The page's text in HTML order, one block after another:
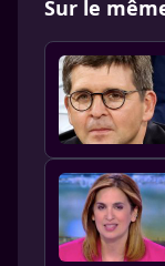
Sur le